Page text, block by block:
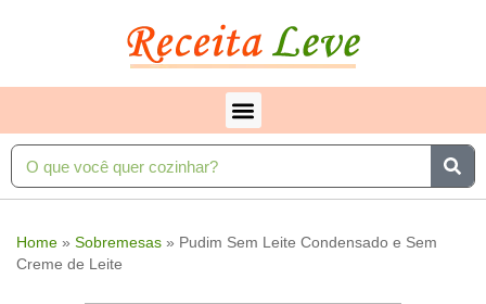
Home » Sobremesas » Pudim Sem Leite Condensado e Sem
Creme de Leite